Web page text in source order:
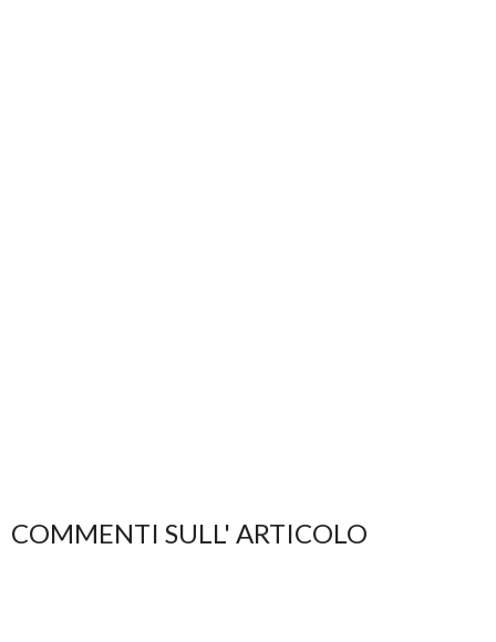
COMMENTI SULL' ARTICOLO